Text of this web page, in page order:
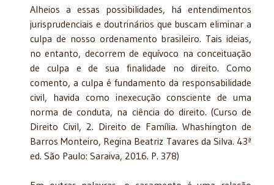
Alheios a essas possibilidades, há entendimentos
jurisprudenciais e doutrinários que buscam eliminar a
culpa de nosso ordenamento brasileiro. Tais ideias,
no entanto, decorrem de equívoco na conceituação
de culpa e de sua finalidade no direito. Como
comento, a culpa é fundamento da responsabilidade
civil, havida como inexecução consciente de uma
norma de conduta, na ciência do direito. (Curso de
Direito Civil, 2. Direito de Família. Whashington de
Barros Monteiro, Regina Beatriz Tavares da Silva. 43ª
ed. São Paulo: Saraiva, 2016. P. 378)